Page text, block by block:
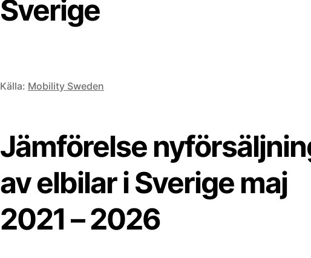
Sverige
Källa: Mobility Sweden
Jämförelse
av elbilar i Sverige maj
2021 – 2026